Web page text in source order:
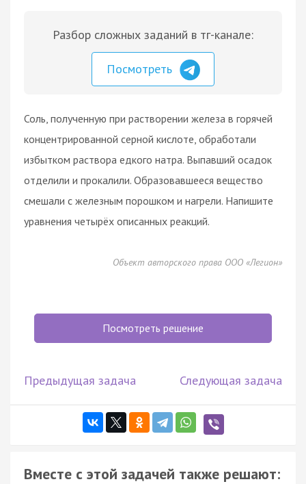
Разбор сложных заданий в тг-канале:
Посмотреть
Соль, полученную при растворении железа в горячей
концентрированной серной кислоте, обработали
избытком раствора едкого натра. Выпавший осадок
отделили и прокалили. Образовавшееся вещество
смешали с железным порошком и нагрели. Напишите
уравнения четырёх описанных реакций.
Объект авторского права ООО «Легион»
Посмотреть решение
Предыдущая задача Следующая задача
Вместе с этой задачей также решают: